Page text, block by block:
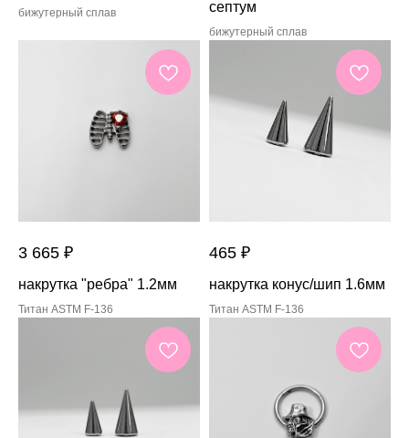
бижутерный сплав
септум
бижутерный сплав
3 665 ₽
накрутка "ребра" 1.2мм
Титан ASTM F-136
465 ₽
накрутка конус/шип 1.6мм
Титан ASTM F-136